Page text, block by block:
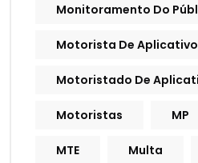
Monitoramento Do
Motorista De Aplicativo
Motoristado De
Motoristas MP
MTE Multa